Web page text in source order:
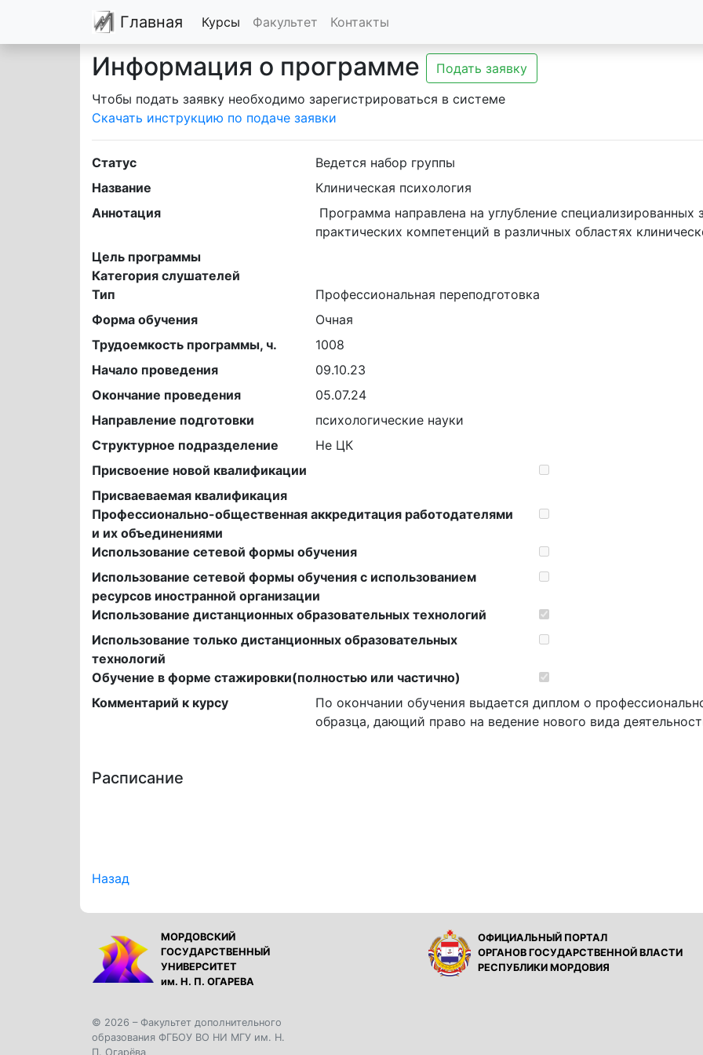
Главная Курсы Факультет Контакты
Информация о программе
Подать заявку
Чтобы подать заявку необходимо зарегистрироваться в системе
Скачать инструкцию по подаче заявки
Статус
Ведется набор группы
Название
Клиническая психология
Аннотация
практических компетенций в различных областях
Цель программы
Категория слушателей
Тип
Профессиональная переподготовка
Форма обучения
Очная
Трудоемкость программы, ч.
1008
Начало проведения
09.10.23
Окончание проведения
05.07.24
Направление подготовки
психологические науки
Структурное подразделение
Не ЦК
Присвоение новой квалификации
Присваеваемая квалификация
Профессионально-общественная аккредитация работодателями
и их объединениями
Использование сетевой формы обучения
Использование сетевой формы обучения с использованием
ресурсов иностранной организации
Использование дистанционных образовательных технологий
Использование только дистанционных образовательных
технологий
Обучение в форме стажировки(полностью или частично)
Комментарий к курсу
По окончании обучения выдается диплом о
образца, дающий право на ведение нового вида
Расписание
Назад
МОРДОВСКИЙ
ГОСУДАРСТВЕННЫЙ
УНИВЕРСИТЕТ
им. Н. П. ОГАРЕВА
ОФИЦИАЛЬНЫЙ ПОРТАЛ
ОРГАНОВ ГОСУДАРСТВЕННОЙ ВЛАСТИ
РЕСПУБЛИКИ МОРДОВИЯ
© 2026 – Факультет дополнительного
образования ФГБОУ ВО НИ МГУ им. Н.
П. Огарёва